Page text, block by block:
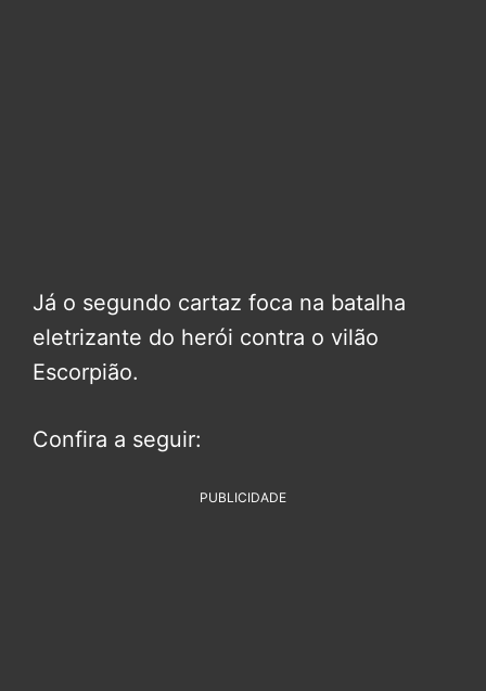
Já o segundo cartaz foca na batalha
eletrizante do herói contra o vilão
Escorpião.
Confira a seguir:
PUBLICIDADE